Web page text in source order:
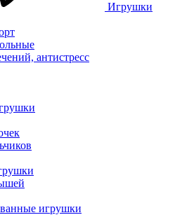
Игрушки
антистресс
игрушки